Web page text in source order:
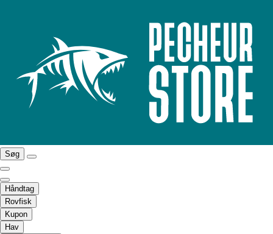
Søg
Håndtag
Rovfisk
Kupon
Hav